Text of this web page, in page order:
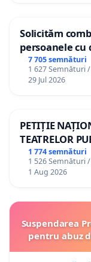
Solicităm
persoanele
7 705 semnături
1 627 Semnături
29 Jul 2026
PETIȚIE
TEATRELOR
ROMÂNIA
1 774 semnături
1 526 Semnături
1 Aug 2026
Suspendarea
pentru abuz